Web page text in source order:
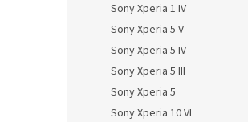
Sony Xperia 1 IV
Sony Xperia 5 V
Sony Xperia 5 IV
Sony Xperia 5 III
Sony Xperia 5
Sony Xperia 10 VI